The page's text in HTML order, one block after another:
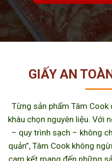
GIẤY AN
Từng sản phẩm Tâm
khâu chọn nguyên liệu. Với
– quy trình sạch – không
quản”, Tâm Cook không